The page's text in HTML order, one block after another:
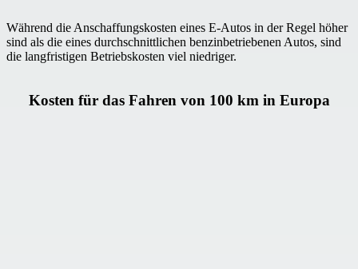
Während die Anschaffungskosten eines E-Autos in der Regel höher
sind als die eines durchschnittlichen benzinbetriebenen Autos, sind
die langfristigen Betriebskosten viel niedriger.
Kosten für das Fahren von 100 km in Europa